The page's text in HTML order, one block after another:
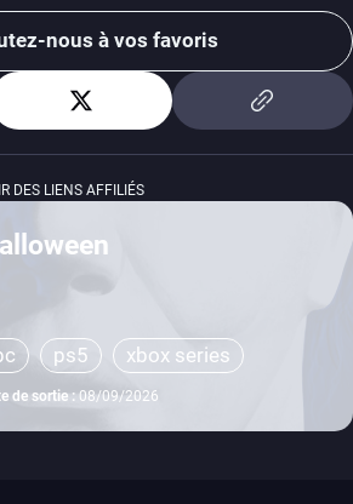
nous à vos favoris
DES LIENS AFFILIÉS
ps5 xbox series
de sortie : 08/09/2026